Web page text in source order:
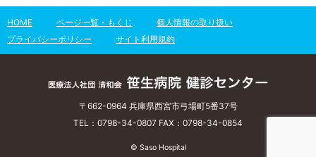
HOME ページ一覧・もくじ
個人情報の取り扱い
プライバシーポリシー
サイト利用規約
〒662-0964 兵庫県西宮市弓場町5番37号
TEL：0798-34-0807 FAX：0798-34-0854
© Saso Hospital